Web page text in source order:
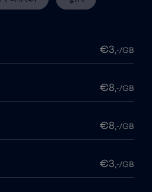
€3,-/GB
€8,-/GB
€8,-/GB
€3,-/GB